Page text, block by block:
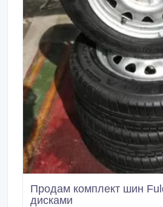
Продам комплект шин
дисками